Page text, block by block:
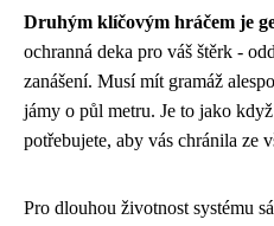
Druhým klíčovým hráčem je
ochranná deka pro váš štěrk -
zanášení. Musí mít gramáž
jámy o půl metru. Je to jako
potřebujete, aby vás chránila ze
Pro dlouhou životnost systému